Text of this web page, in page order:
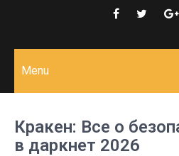
Menu
Кракен: Все о
в даркнет 2026